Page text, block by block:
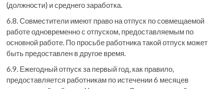
(должности) и среднего заработка.
6.8. Совместители имеют право на отпуск по совмещаемой
работе одновременно с отпуском, предоставляемым по
основной работе. По просьбе работника такой отпуск может
быть предоставлен в другое время.
6.9. Ежегодный отпуск за первый год, как правило,
предоставляется работникам по истечении 6 месяцев